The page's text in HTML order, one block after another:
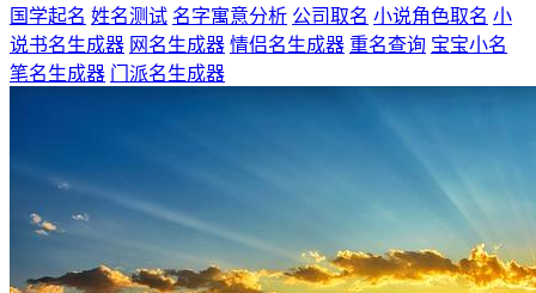
国学起名 姓名测试 名字寓意分析 公司取名 小说角色取名 小
说书名生成器 网名生成器 情侣名生成器 重名查询 宝宝小名
笔名生成器 门派名生成器